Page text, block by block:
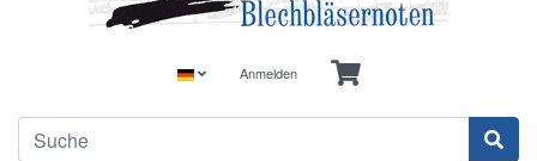
Anmelden